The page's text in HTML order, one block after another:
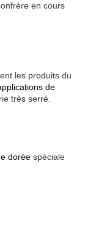
en cours
les produits du
de
très serré.
dorée spéciale